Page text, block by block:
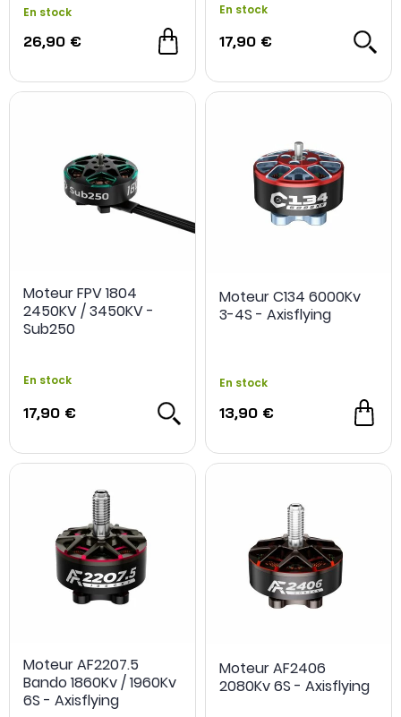
En stock
26,90 €
En stock
17,90 €
Moteur FPV 1804
2450KV / 3450KV -
Sub250
En stock
17,90 €
Moteur C134 6000Kv
3-4S - Axisflying
En stock
13,90 €
Moteur AF2207.5
Bando 1860Kv / 1960Kv
6S - Axisflying
Moteur AF2406
2080Kv 6S - Axisflying